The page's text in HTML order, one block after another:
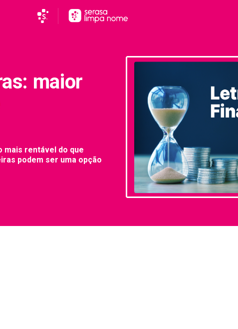
maior
mais rentável do que
podem ser uma opção